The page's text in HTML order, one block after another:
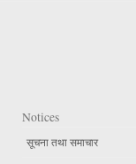
Notices
सूचना तथा समाचार